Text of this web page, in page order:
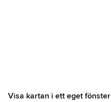
Visa kartan i ett eget fönster